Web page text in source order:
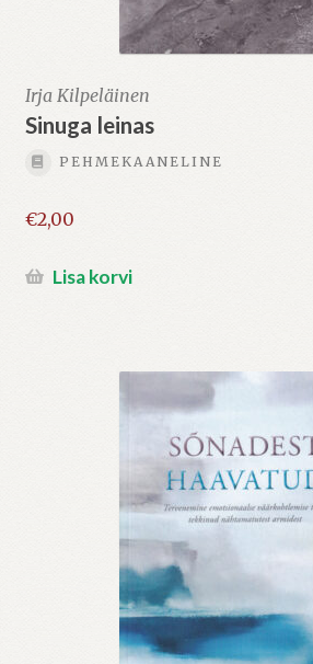
Irja Kilpeläinen
Sinuga leinas
PEHMEKAANELINE
€2,00
Lisa korvi